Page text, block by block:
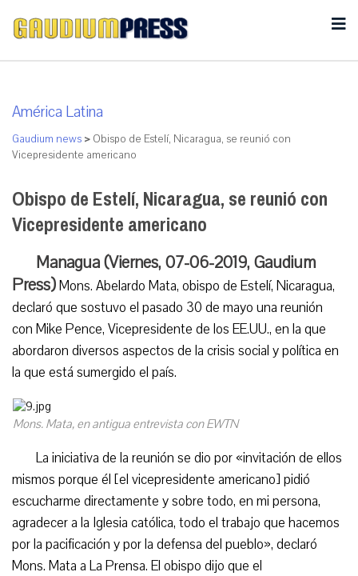
América Latina
Gaudium news > Obispo de Estelí, Nicaragua, se reunió con
Vicepresidente americano
Obispo de Estelí, Nicaragua, se reunió con
Vicepresidente americano
Managua (Viernes, 07-06-2019, Gaudium
Press)Mons. Abelardo Mata, obispo de Estelí, Nicaragua,
declaró que sostuvo el pasado 30 de mayo una reunión
con Mike Pence, Vicepresidente de los EE.UU., en la que
abordaron diversos aspectos de la crisis social y política en
la que está sumergido el país.
Mons. Mata, en antigua entrevista con EWTN
La iniciativa de la reunión se dio por «invitación de ellos
mismos porque él [el vicepresidente americano] pidió
escucharme directamente y sobre todo, en mi persona,
agradecer a la Iglesia católica, todo el trabajo que hacemos
por la pacificación y por la defensa del pueblo», declaró
Mons. Mata a La Prensa. El obispo dijo que el